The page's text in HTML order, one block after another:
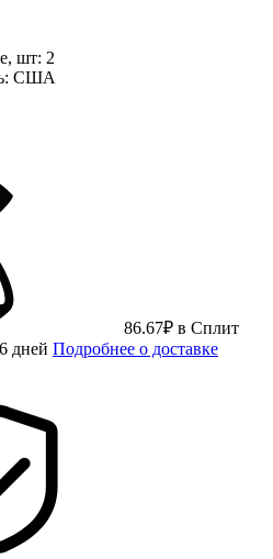
шт: 2
США
86.67₽ в Сплит
дней Подробнее о доставке